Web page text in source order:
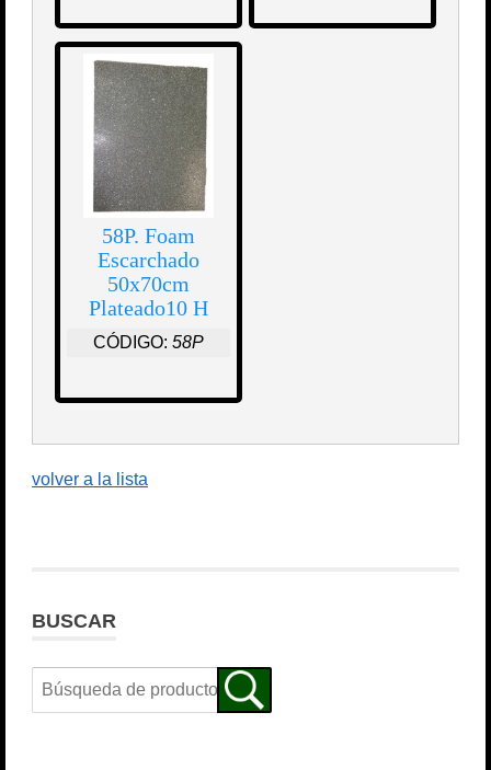
58P. Foam
Escarchado
50x70cm
Plateado10 H
CÓDIGO: 58P
volver a la lista
BUSCAR